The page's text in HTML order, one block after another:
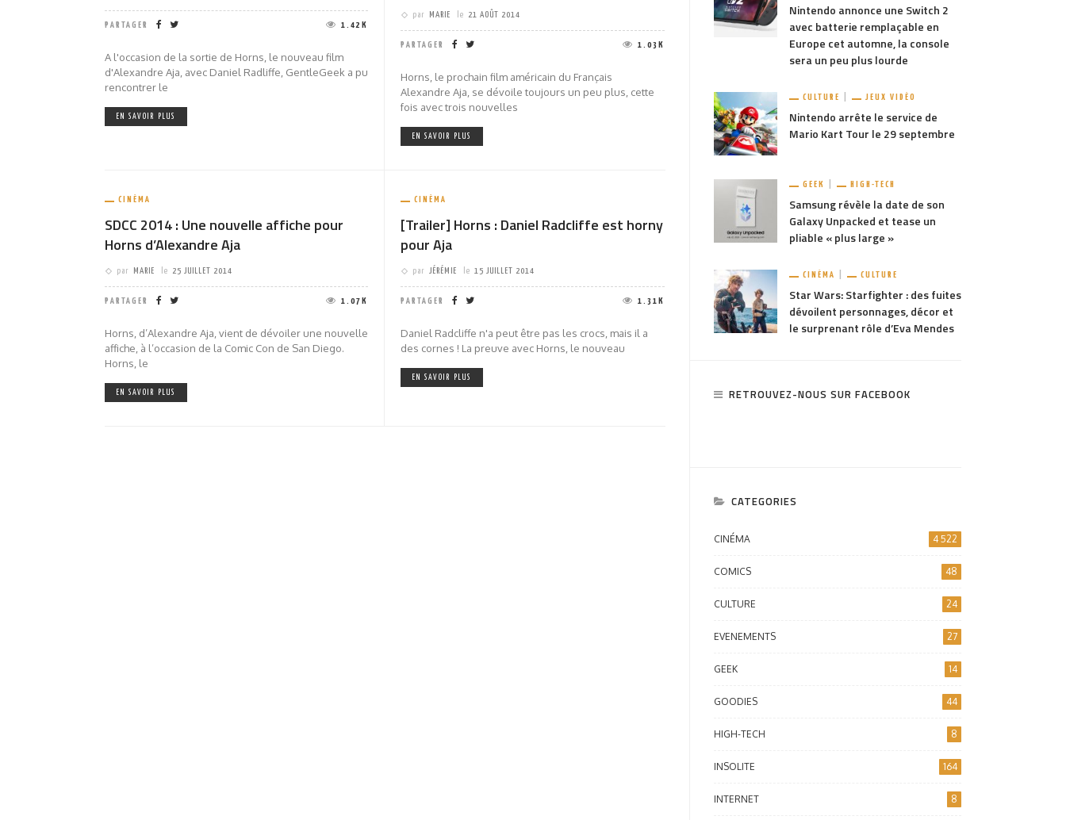
PARTAGER 1.42K
A l'occasion de la sortie de Horns, le nouveau film
d'Alexandre Aja, avec Daniel Radliffe, GentleGeek a pu
rencontrer le
EN SAVOIR PLUS
par MARIE le 21 AOÛT 2014
PARTAGER 1.03K
Horns, le prochain film américain du Français
Alexandre Aja, se dévoile toujours un peu plus, cette
fois avec trois nouvelles
EN SAVOIR PLUS
CINÉMA
SDCC 2014 : Une nouvelle affiche pour
Horns d’Alexandre Aja
par MARIE le 25 JUILLET 2014
PARTAGER 1.07K
Horns, d’Alexandre Aja, vient de dévoiler une nouvelle
affiche, à l’occasion de la Comic Con de San Diego.
Horns, le
EN SAVOIR PLUS
CINÉMA
[Trailer] Horns : Daniel Radcliffe est horny
pour Aja
par JÉRÉMIE le 15 JUILLET 2014
PARTAGER 1.31K
Daniel Radcliffe n'a peut être pas les crocs, mais il a
des cornes ! La preuve avec Horns, le nouveau
EN SAVOIR PLUS
Nintendo annonce une Switch 2
avec batterie remplaçable en
Europe cet automne, la console
sera un peu plus lourde
CULTURE JEUX VIDÉO
Nintendo arrête le service de
Mario Kart Tour le 29 septembre
GEEK HIGH-TECH
Samsung révèle la date de son
Galaxy Unpacked et tease un
pliable « plus large »
CINÉMA CULTURE
Star Wars: Starfighter : des fuites
dévoilent personnages, décor et
le surprenant rôle d’Eva Mendes
RETROUVEZ-NOUS SUR FACEBOOK
CATEGORIES
CINÉMA 4 522
COMICS 48
CULTURE 24
EVENEMENTS 27
GEEK 14
GOODIES 44
HIGH-TECH 8
INSOLITE 164
INTERNET 8